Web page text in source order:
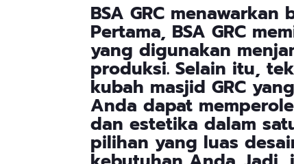
BSA GRC
Pertama, BSA GRC
yang digunakan
produksi. Selain itu,
kubah masjid GRC
Anda dapat
dan estetika dalam
pilihan yang luas